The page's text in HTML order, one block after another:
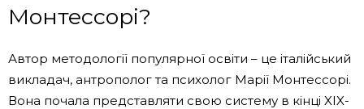
Монтессорі?
Автор методології популярної освіти – це італійський
викладач, антрополог та психолог Марії Монтессорі.
Вона почала представляти свою систему в кінці XIX-